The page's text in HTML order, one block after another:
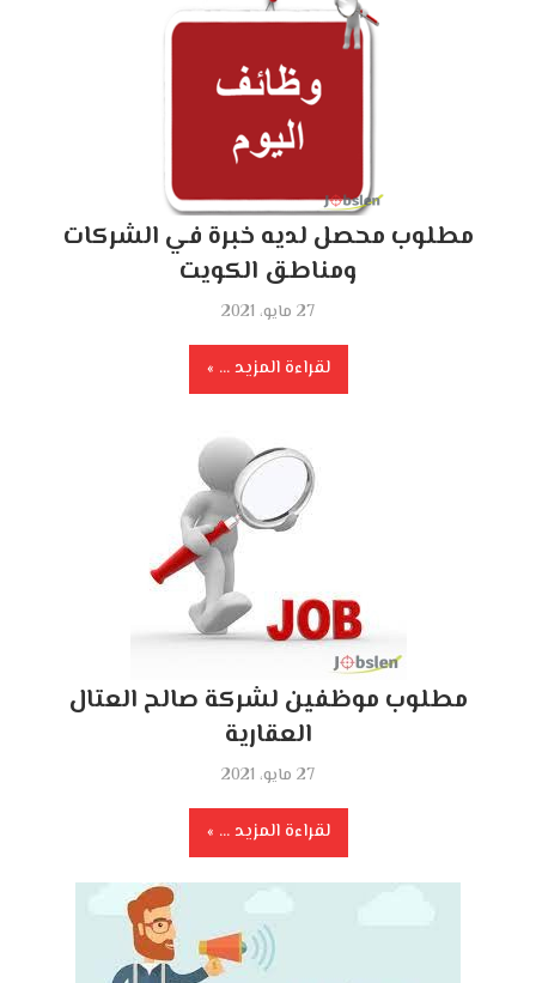
مطلوب محصل لديه خبرة في الشركات
ومناطق الكويت
27 مايو، 2021
لقراءة المزيد ...
مطلوب موظفين لشركة صالح العتال
العقارية
27 مايو، 2021
لقراءة المزيد ...